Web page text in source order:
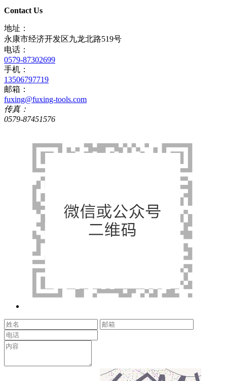
Contact Us
地址：
永康市经济开发区九龙北路519号
电话：
0579-87302699
手机：
13506797719
邮箱：
fuxing@fuxing-tools.com
传真：
0579-87451576